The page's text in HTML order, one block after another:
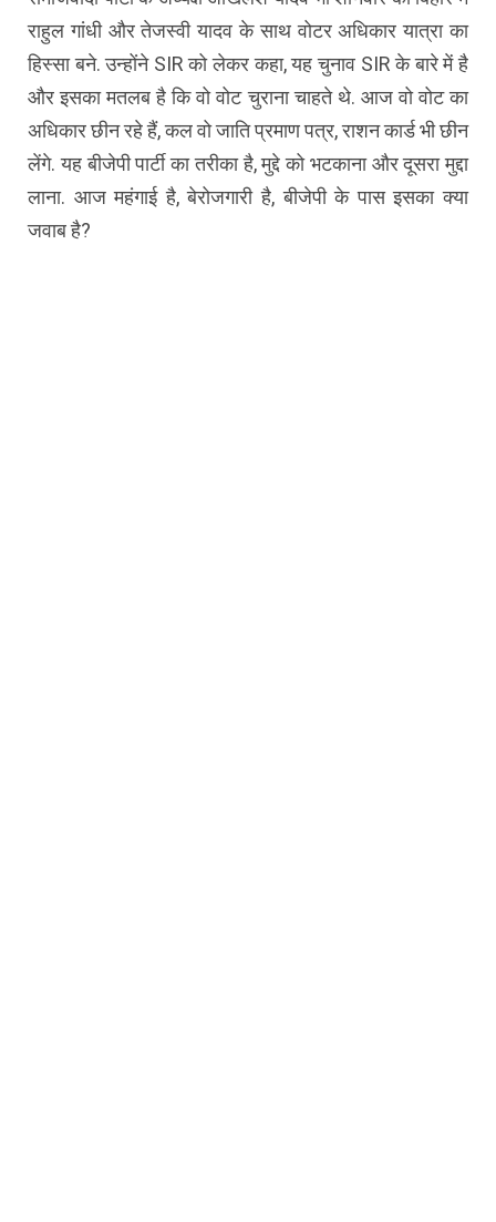
राहुल गांधी और तेजस्वी यादव के साथ वोटर अधिकार यात्रा का
हिस्सा बने. उन्होंने SIRकोलेकर कहा, यह चुनाव SIRके बारे में है
और इसका मतलब है किवोवोट चुराना चाहते थे. आजवोवोट का
अधिकार छीन रहे हैं, कलवोजाति प्रमाण पत्र, राशन कार्ड भी छीन
लेंगे. यह बीजेपी पार्टी का तरीका है, मुद्दे को भटकाना और दूसरा मुद्दा
लाना. आज महंगाई है, बेरोजगारी है, बीजेपी के पास इसका क्या
जवाब है?